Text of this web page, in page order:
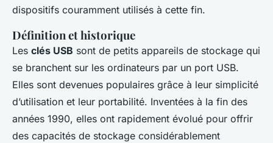
dispositifs couramment utilisés à cette fin.
Définition et historique
Les clés USB sont de petits appareils de stockage qui
se branchent sur les ordinateurs par un port USB.
Elles sont devenues populaires grâce à leur simplicité
d’utilisation et leur portabilité. Inventées à la fin des
années 1990, elles ont rapidement évolué pour offrir
des capacités de stockage considérablement